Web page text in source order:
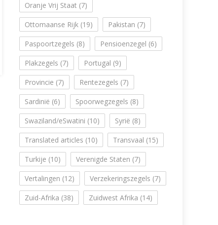
Oranje Vrij Staat (7)
Ottomaanse Rijk (19) Pakistan (7)
Paspoortzegels (8) Pensioenzegel (6)
Plakzegels (7) Portugal (9)
Provincie (7) Rentezegels (7)
Sardinië (6) Spoorwegzegels (8)
Swaziland/eSwatini (10) Syrië (8)
Translated articles (10) Transvaal (15)
Turkije (10) Verenigde Staten (7)
Vertalingen (12) Verzekeringszegels (7)
Zuid-Afrika (38) Zuidwest Afrika (14)